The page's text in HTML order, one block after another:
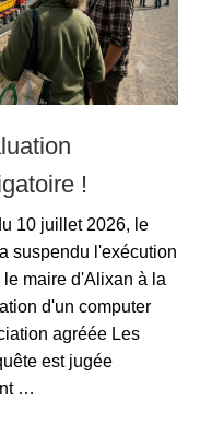
!
10 juillet 2026, le
suspendu l'exécution
maire d'Alixan à la
d'un computer
agréée Les
est jugée
…